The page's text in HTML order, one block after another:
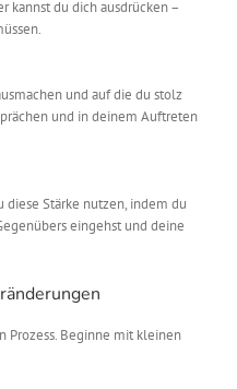
kannst du dich ausdrücken –
und auf die du stolz
und in deinem Auftreten
diese Stärke nutzen, indem du
eingehst und deine
Prozess. Beginne mit kleinen